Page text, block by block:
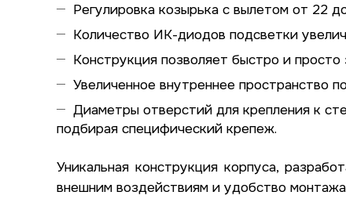
Регулировка козырька с вылетом от 22
Количество ИК-диодов подсветки
Конструкция позволяет быстро и
Увеличенное внутреннее пространство
Диаметры отверстий для крепления к
подбирая специфический крепеж.
Уникальная конструкция корпуса,
внешним воздействиям и удобство